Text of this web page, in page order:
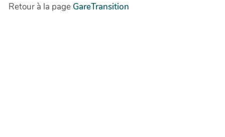
Retour à la page GareTransition